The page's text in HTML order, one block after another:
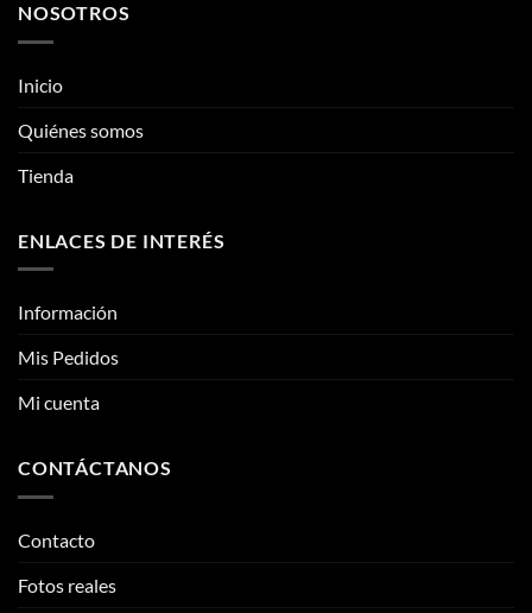
NOSOTROS
Inicio
Quiénes somos
Tienda
ENLACES DE INTERÉS
Información
Mis Pedidos
Mi cuenta
CONTÁCTANOS
Contacto
Fotos reales